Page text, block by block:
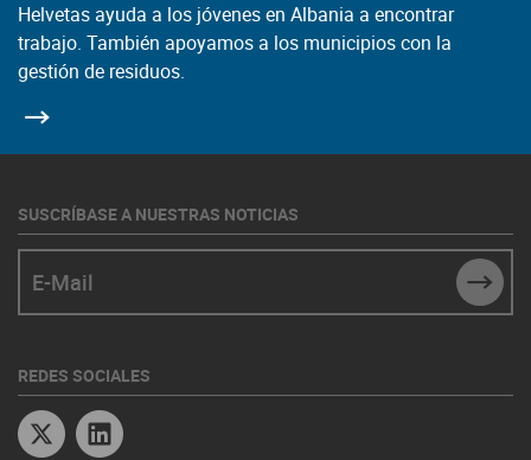
Helvetas ayuda a los jóvenes en Albania a encontrar
trabajo. También apoyamos a los municipios con la
gestión de residuos.
SUSCRÍBASE A NUESTRAS NOTICIAS
REDES SOCIALES
Twitter